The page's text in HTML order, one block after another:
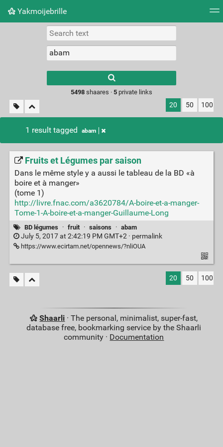
Yakmoijebrille
Picture wall
results.
5498shaares · 5private links
20 50 100
1 result tagged abam
Fruits et Légumes par saison
Dans le même style y a aussi le tableau de la BD «à
boire et à manger»
(tome 1)
http://livre.fnac.com/a3620784/A-boire-et-a-manger-
Tome-1-A-boire-et-a-manger-Guillaume-Long
BD légumes · fruit · saisons · abam
July 5, 2017 at 2:42:19 PM GMT+2 · permalink
https://www.ecirtam.net/opennews/?nliOUA
20 50 100
Shaarli · The personal, minimalist, super-fast,
database free, bookmarking service by the Shaarli
community · Documentation